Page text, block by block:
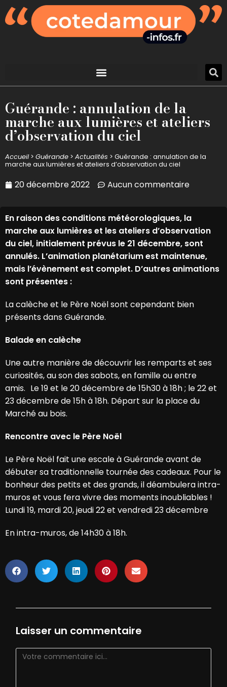
Guérande : annulation de la
marche aux lumières et ateliers
d’observation du ciel
Accueil> Guérande > Actualités > Guérande : annulation de la
marche aux lumières et ateliers d’observation du ciel
20 décembre 2022 Aucun commentaire
En raison des conditions météorologiques, la
marche aux lumières et les ateliers d’observation
du ciel, initialement prévus le 21 décembre, sont
annulés. L’animation planétarium est maintenue,
mais l’évènement est complet. D’autres animations
sont présentes :
La calèche et le Père Noël sont cependant bien
présents dans Guérande.
Balade en calèche
Une autre manière de découvrir les remparts et ses
curiosités, au son des sabots, en famille ou entre
amis. Le 19 et le 20 décembre de 15h30 à 18h ; le 22 et
23 décembre de 15h à 18h. Départ sur la place du
Marché au bois.
Rencontre avec le Père Noël
Le Père Noël fait une escale à Guérande avant de
débuter sa traditionnelle tournée des cadeaux. Pour le
bonheur des petits et des grands, il déambulera intra-
muros et vous fera vivre des moments inoubliables !
Lundi 19, mardi 20, jeudi 22 et vendredi 23 décembre
En intra-muros, de 14h30 à 18h.
Laisser un commentaire